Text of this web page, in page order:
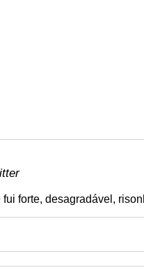
fui forte, desagradável,